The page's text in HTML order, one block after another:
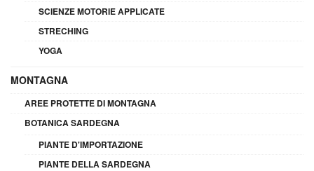
SCIENZE MOTORIE APPLICATE
STRECHING
YOGA
MONTAGNA
AREE PROTETTE DI MONTAGNA
BOTANICA SARDEGNA
PIANTE D'IMPORTAZIONE
PIANTE DELLA SARDEGNA